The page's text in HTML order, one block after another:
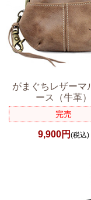
がまぐちレザーマ
ース（牛革）
完売
9,900円(税込)